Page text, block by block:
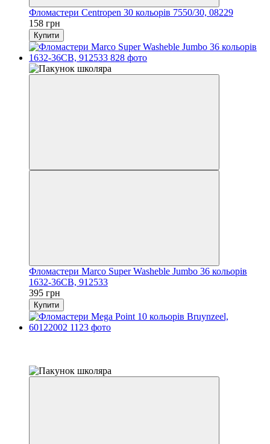
Фломастери Centropen 30 кольорів 7550/30, 08229
158 грн
Купити
Фломастери Marco Super Washeble Jumbo 36 кольорів
1632-36CB, 912533
395 грн
Купити